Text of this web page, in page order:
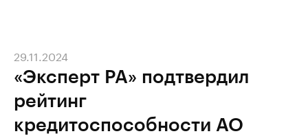
«Эксперт РА» подтвердил
рейтинг
кредитоспособности АО
29.11.2024